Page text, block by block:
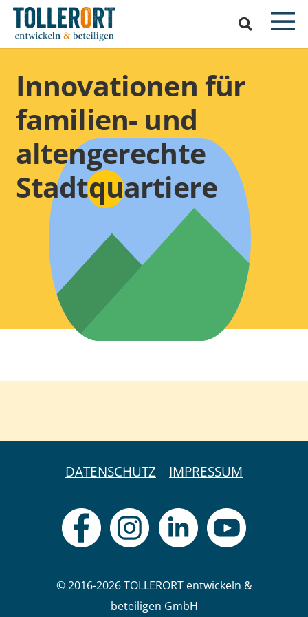
Innovationen für
familien- und
altengerechte
Stadtquartiere
DATENSCHUTZ IMPRESSUM
© 2016-2026 TOLLERORT entwickeln &
beteiligen GmbH